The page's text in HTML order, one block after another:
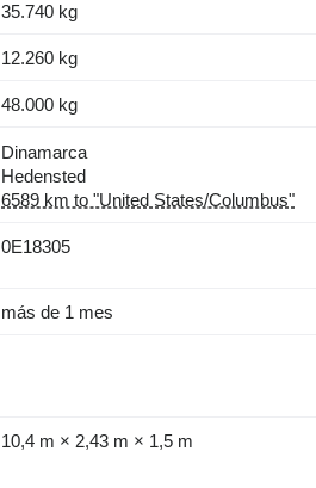
35.740 kg
12.260 kg
48.000 kg
Dinamarca
Hedensted
6589 km to "United States/Columbus"
0E18305
más de 1 mes
10,4 m × 2,43 m × 1,5 m